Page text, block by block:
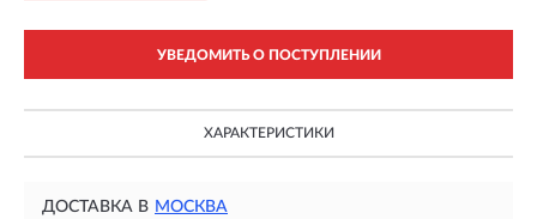
УВЕДОМИТЬ О ПОСТУПЛЕНИИ
ХАРАКТЕРИСТИКИ
ДОСТАВКА В МОСКВА